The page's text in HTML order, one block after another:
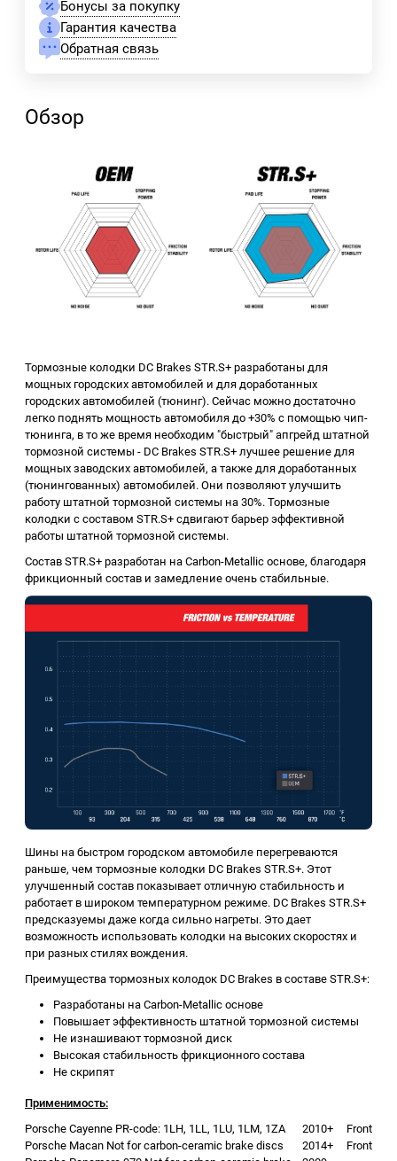
Бонусы за покупку
Гарантия качества
Обратная связь
Обзор
Тормозные колодки DC Brakes STR.S+ разработаны для
мощных городских автомобилей и для доработанных
городских автомобилей (тюнинг). Сейчас можно достаточно
легко поднять мощность автомобиля до +30% с помощью чип-
тюнинга, в то же время необходим "быстрый" апгрейд штатной
тормозной системы - DC Brakes STR.S+ лучшее решение для
мощных заводских автомобилей, а также для доработанных
(тюнингованных) автомобилей. Они позволяют улучшить
работу штатной тормозной системы на 30%. Тормозные
колодки с составом STR.S+ сдвигают барьер эффективной
работы штатной тормозной системы.
Состав STR.S+ разработан на Carbon-Metallic основе, благодаря
фрикционный состав и замедление очень стабильные.
Шины на быстром городском автомобиле перегреваются
раньше, чем тормозные колодки DC Brakes STR.S+. Этот
улучшенный состав показывает отличную стабильность и
работает в широком температурном режиме. DC Brakes STR.S+
предсказуемы даже когда сильно нагреты. Это дает
возможность использовать колодки на высоких скоростях и
при разных стилях вождения.
Преимущества тормозных колодок DC Brakes в составе STR.S+:
Разработаны на Carbon-Metallic основе
Повышает эффективность штатной тормозной системы
Не изнашивают тормозной диск
Высокая стабильность фрикционного состава
Не скрипят
Применимость:
Porsche Cayenne PR-code: 1LH, 1LL, 1LU, 1LM, 1ZA
2010+
Front
Porsche Macan Not for carbon-ceramic brake discs
2014+
Front